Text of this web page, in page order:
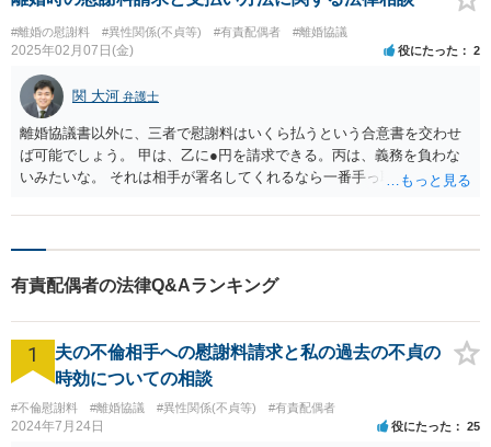
#離婚の慰謝料 #異性関係(不貞等) #有責配偶者 #離婚協議
2025年02月07日(金) 役にたった 2
関 大河 弁護士
離婚協議書以外に、三者で慰謝料はいくら払うという合意書を交わせ
ば可能でしょう。 甲は、乙に●円を請求できる。丙は、義務を負わな
いみたいな。 それは相手が署名してくれるなら一番手っ取り早い方法
有責配偶者の法律Q&Aランキング
1
夫の不倫相手への慰謝料請求と私の過去の不貞の
時効についての相談
#不倫慰謝料 #離婚協議 #異性関係(不貞等) #有責配偶者
2024年7月24日 役にたった 25